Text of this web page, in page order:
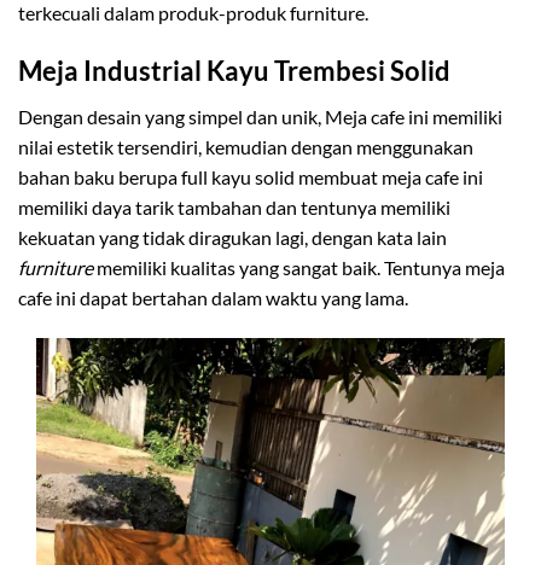
terkecuali dalam produk-produk furniture.
Meja Industrial Kayu Trembesi Solid
Dengan desain yang simpel dan unik, Meja cafe ini memiliki
nilai estetik tersendiri, kemudian dengan menggunakan
bahan baku berupa full kayu solid membuat meja cafe ini
memiliki daya tarik tambahan dan tentunya memiliki
kekuatan yang tidak diragukan lagi, dengan kata lain
furniturememiliki kualitas yang sangat baik. Tentunya meja
cafe ini dapat bertahan dalam waktu yang lama.